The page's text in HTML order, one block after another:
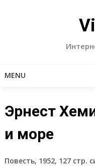
MENU
Эрнест
и море
Повесть, 1952, 127 стр.